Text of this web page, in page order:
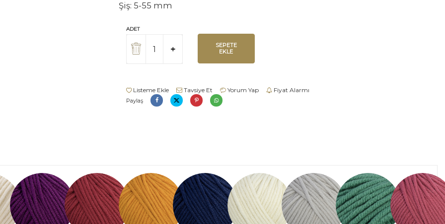
Şiş: 5-55 mm
ADET
SEPETE
EKLE
Listeme Ekle Tavsiye Et Yorum Yap Fiyat Alarmı
Paylaş